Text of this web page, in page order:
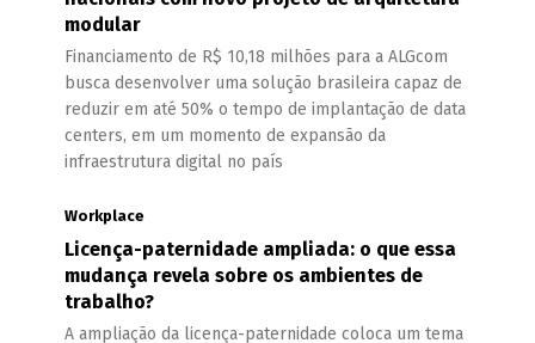
modular
Financiamento de R$ 10,18 milhões para a ALGcom
busca desenvolver uma solução brasileira capaz de
reduzir em até 50% o tempo de implantação de data
centers, em um momento de expansão da
infraestrutura digital no país
Workplace
Licença-paternidade ampliada: o que essa
mudança revela sobre os ambientes de
trabalho?
A ampliação da licença-paternidade coloca um tema